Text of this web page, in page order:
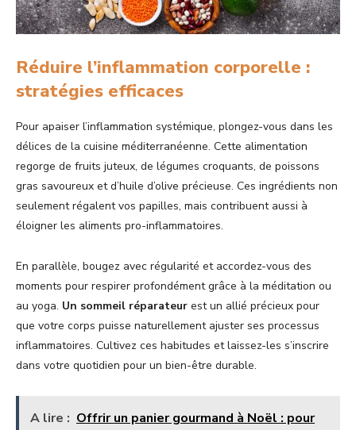
Réduire l’inflammation corporelle :
stratégies efficaces
Pour apaiser l’inflammation systémique, plongez-vous dans les
délices de la cuisine méditerranéenne. Cette alimentation
regorge de fruits juteux, de légumes croquants, de poissons
gras savoureux et d’huile d’olive précieuse. Ces ingrédients non
seulement régalent vos papilles, mais contribuent aussi à
éloigner les aliments pro-inflammatoires.
En parallèle, bougez avec régularité et accordez-vous des
moments pour respirer profondément grâce à la méditation ou
au yoga. Un sommeil réparateur est un allié précieux pour
que votre corps puisse naturellement ajuster ses processus
inflammatoires. Cultivez ces habitudes et laissez-les s’inscrire
dans votre quotidien pour un bien-être durable.
A lire : Offrir un panier gourmand à Noël : pour